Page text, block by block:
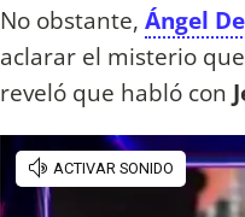
No obstante, Ángel
aclarar el misterio
reveló que habló con